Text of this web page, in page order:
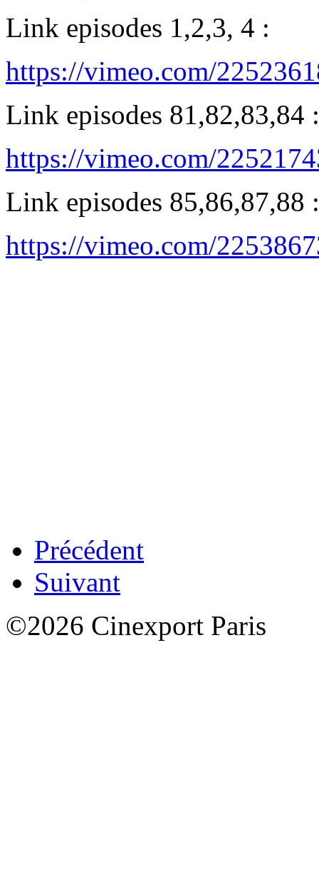
Link episodes 1,2,3, 4 :
https://vimeo.com/
Link episodes 81,82,83,84 :
https://vimeo.com/
Link episodes 85,86,87,88 :
https://vimeo.com/
Précédent
Suivant
©2026 Cinexport Paris